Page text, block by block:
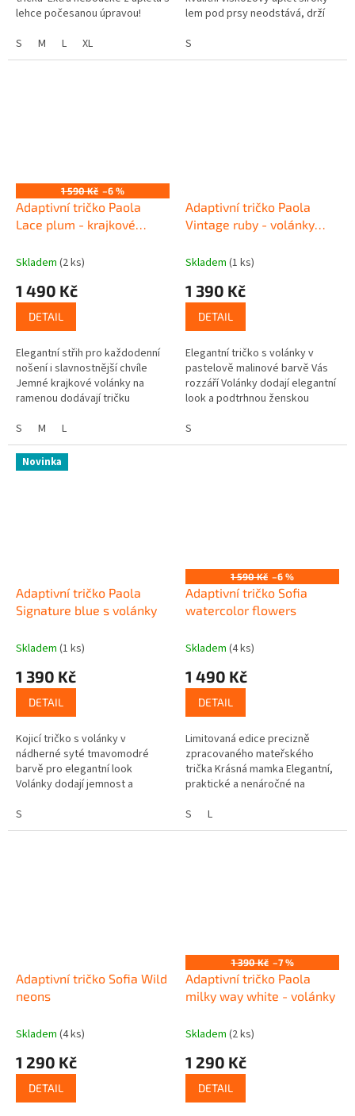
lehce počesanou úpravou!
nenáročné na údržbu...
S M L XL
lem pod prsy neodstává, drží
designovým prvkem snadný
přístup...
S
1 590 Kč –6 %
Adaptivní tričko Paola
Lace plum - krajkové
Skladem (2 ks)
1 490 Kč
DETAIL
Elegantní střih pro každodenní
nošení i slavnostnější chvíle
Jemné krajkové volánky na
ramenou dodávají tričku
Diskrétní střih pro...
S M L
Adaptivní tričko Paola
Vintage ruby - volánky
Skladem (1 ks)
1 390 Kč
DETAIL
Elegantní tričko s volánky v
pastelově malinové barvě Vás
rozzáří Volánky dodají elegantní
look a podtrhnou ženskou
umožní diskrétní a pohodlné...
S
Novinka
Adaptivní tričko Paola
Signature blue s volánky
Skladem (1 ks)
1 390 Kč
DETAIL
Kojicí tričko s volánky v
nádherné syté tmavomodré
barvě pro elegantní look
Volánky dodají jemnost a
Precizní zpracování umožní
diskrétní a pohodlné...
S
1 590 Kč –6 %
Adaptivní tričko Sofia
watercolor flowers
Skladem (4 ks)
1 490 Kč
DETAIL
Limitovaná edice precizně
zpracovaného mateřského
trička Krásná mamka Elegantní,
praktické a nenáročné na
(95% bavlna, 5% elastan)...
S L
Adaptivní tričko Sofia Wild
neons
Skladem (4 ks)
1 290 Kč
DETAIL
1 390 Kč –7 %
Adaptivní tričko Paola
milky way white - volánky
Skladem (2 ks)
1 290 Kč
DETAIL